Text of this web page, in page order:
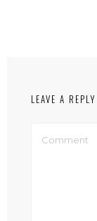
LEAVE A REPLY